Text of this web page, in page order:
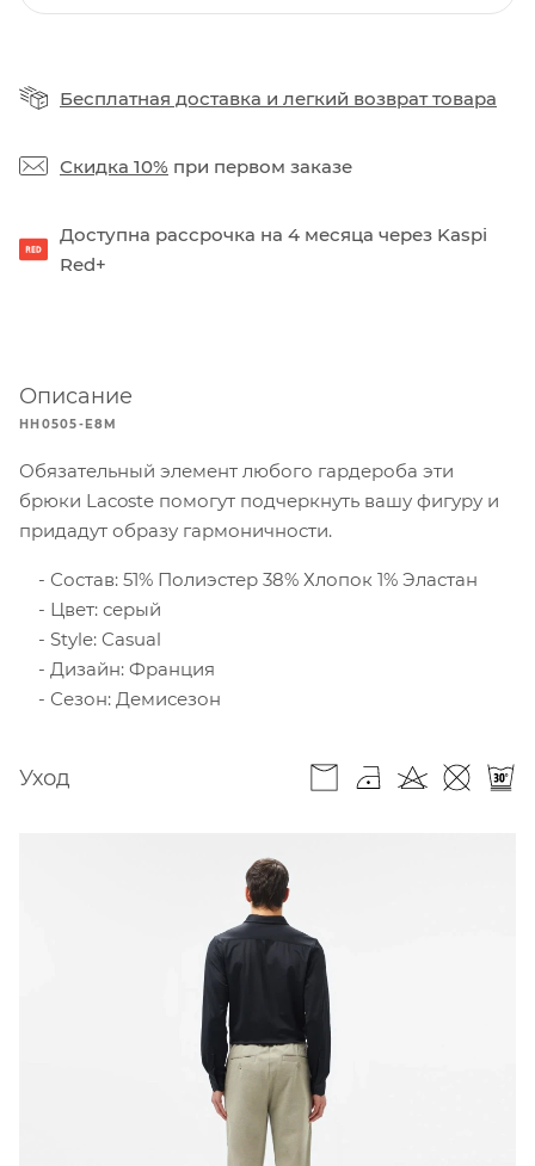
Бесплатная доставка и легкий возврат товара
Скидка 10% при первом заказе
Доступна рассрочка на 4 месяца через Kaspi
Red+
Описание
HH0505-E8M
Обязательный элемент любого гардероба эти
брюки Lacoste помогут подчеркнуть вашу фигуру и
придадут образу гармоничности.
Состав: 51% Полиэстер 38% Хлопок 1% Эластан
Цвет: серый
Style: Casual
Дизайн: Франция
Сезон: Демисезон
Уход